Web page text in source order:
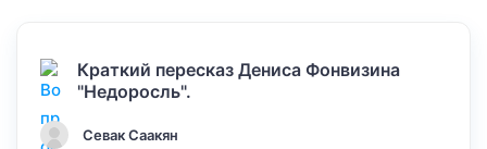
Краткий пересказ Дениса Фонвизина
"Недоросль".
Севак Саакян